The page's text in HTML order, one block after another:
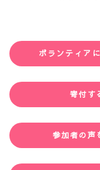
ボランティア
寄付す
参加者の声